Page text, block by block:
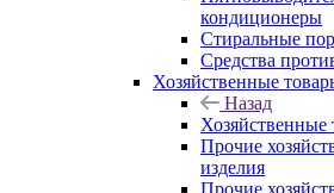
кондиционеры
Стиральные
Средства
Хозяйственные
Назад
Хозяйственные
Прочие
изделия
Прочие